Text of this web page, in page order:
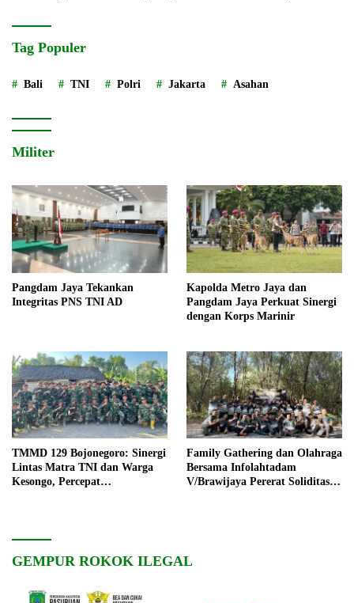
Tag Populer
Bali TNI Polri Jakarta Asahan
Militer
Pangdam Jaya Tekankan
Integritas PNS TNI AD
Kapolda Metro Jaya dan
Pangdam Jaya Perkuat Sinergi
dengan Korps Marinir
TMMD 129 Bojonegoro: Sinergi
Lintas Matra TNI dan Warga
Kesongo, Percepat
Family Gathering dan Olahraga
Bersama Infolahtadam
V/Brawijaya Pererat Soliditas
GEMPUR ROKOK ILEGAL